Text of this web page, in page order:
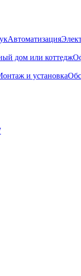
Автоматизация
дом или коттедж
и установка